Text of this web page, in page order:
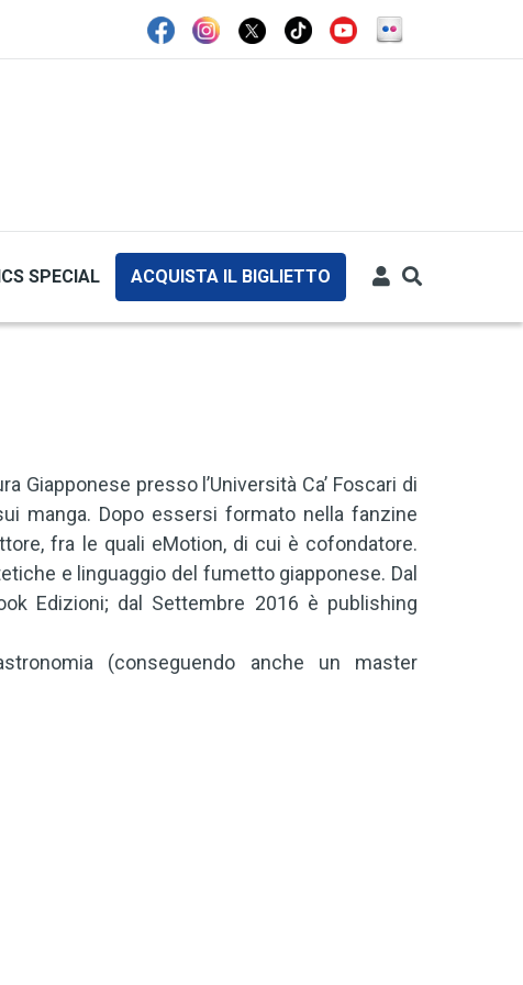
SPECIAL ACQUISTA IL BIGLIETTO
Giapponese presso l’Università Ca’ Foscari di
manga. Dopo essersi formato nella fanzine
fra le quali eMotion, di cui è cofondatore.
e linguaggio del fumetto giapponese. Dal
Edizioni; dal Settembre 2016 è publishing
(conseguendo anche un master